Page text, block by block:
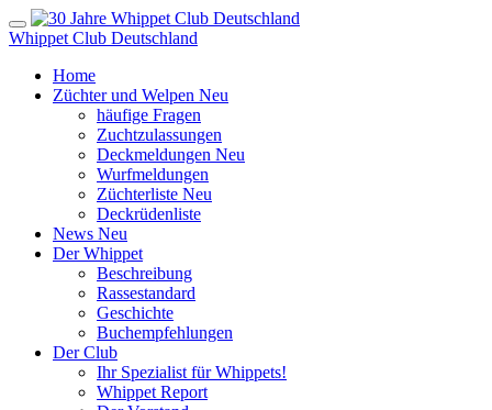
Whippet Club Deutschland
Home
Züchter und Welpen Neu
häufige Fragen
Zuchtzulassungen
Deckmeldungen Neu
Wurfmeldungen
Züchterliste Neu
Deckrüdenliste
News Neu
Der Whippet
Beschreibung
Rassestandard
Geschichte
Buchempfehlungen
Der Club
Ihr Spezialist für Whippets!
Whippet Report